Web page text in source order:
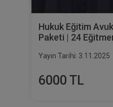
Hukuk Eğitim
Paketi | 24
Yayın Tarihi: 3.11.2025
6000 TL